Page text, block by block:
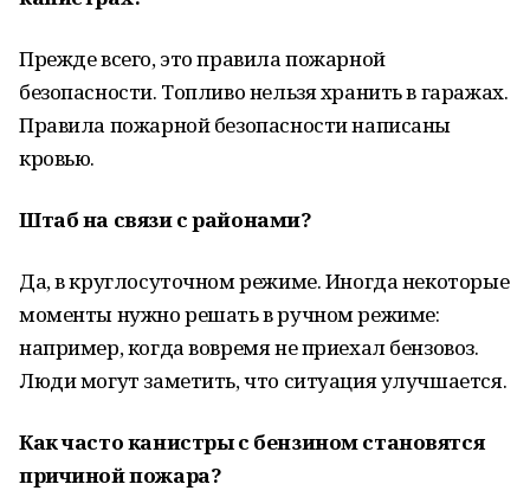
Прежде всего, это правила пожарной
безопасности. Топливо нельзя хранить в гаражах.
Правила пожарной безопасности написаны
кровью.
Штаб на связи с районами?
Да, в круглосуточном режиме. Иногда некоторые
моменты нужно решать в ручном режиме:
например, когда вовремя не приехал бензовоз.
Люди могут заметить, что ситуация улучшается.
Как часто канистры с бензином становятся
причиной пожара?